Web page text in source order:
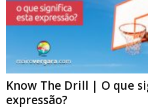
Know The Drill | O que
expressão?